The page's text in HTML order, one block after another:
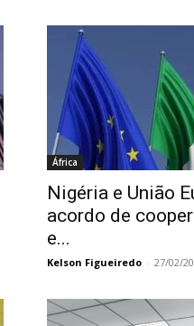
África
Nigéria e União
acordo de
e...
Kelson Figueiredo - 27/02/